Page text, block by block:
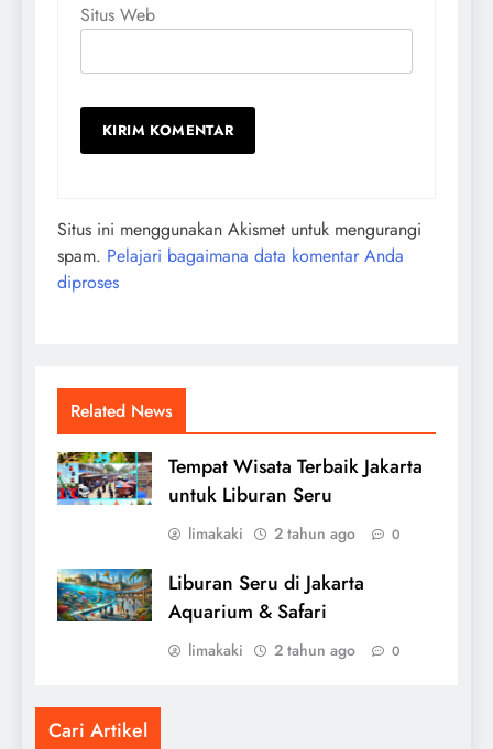
Situs Web
Situs ini menggunakan Akismet untuk mengurangi
spam. Pelajari bagaimana data komentar Anda
diproses
Related News
Tempat Wisata Terbaik Jakarta
untuk Liburan Seru
limakaki 2 tahun ago 0
Liburan Seru di Jakarta
Aquarium & Safari
limakaki 2 tahun ago 0
Cari Artikel